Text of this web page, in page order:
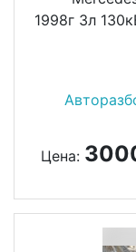
1998г 3л
Цена: